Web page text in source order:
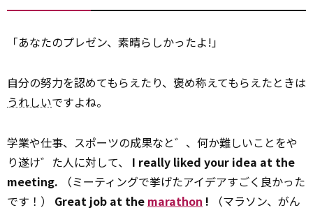
「あなたのプレゼン、素晴らしかったよ!」
自分の努力を認めてもらえたり、褒め称えてもらえたときは
うれしいですよね。
学業や仕事、スポーツの成果なと゛、何か難しいことをや
り遂け゛た人に対して、 I really liked your idea at the
meeting. （ミーティングで挙げたアイデアすごく良かった
です！） Great job at the marathon ! （マラソン、がん